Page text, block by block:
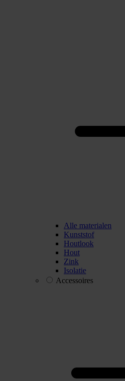
Alle materialen
Kunststof
Houtlook
Hout
Zink
Isolatie
Accessoires